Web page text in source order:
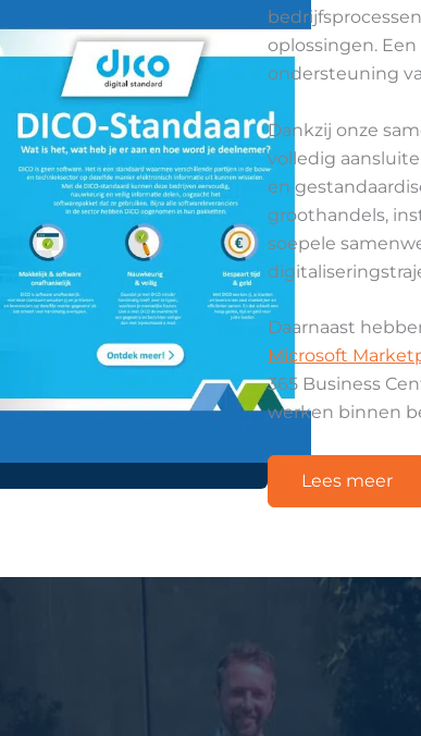
oplossingen.
ondersteuning
Dankzij onze
volledig
en
groothandels,
soepele
Daarnaast
Microsoft
365 Business
werken binnen
Lees meer